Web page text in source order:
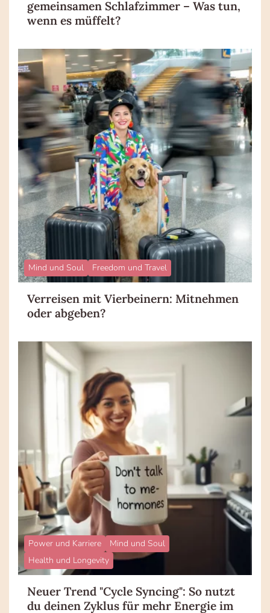
gemeinsamen Schlafzimmer – Was tun,
wenn es müffelt?
Mind und Soul Freedom und Travel
Verreisen mit Vierbeinern: Mitnehmen
oder abgeben?
Power und Karriere
Mind und Soul
Health und Longevity
Neuer Trend "Cycle Syncing": So nutzt
du deinen Zyklus für mehr Energie im